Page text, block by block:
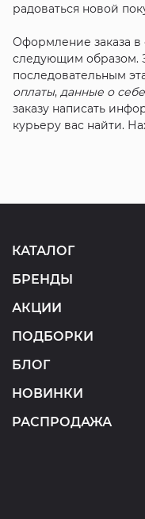
радоваться новой
Оформление заказа
следующим образом.
последовательным
оплаты, данные о себе
заказу написать
курьеру вас найти.
КАТАЛОГ
БРЕНДЫ
АКЦИИ
ПОДБОРКИ
БЛОГ
НОВИНКИ
РАСПРОДАЖА